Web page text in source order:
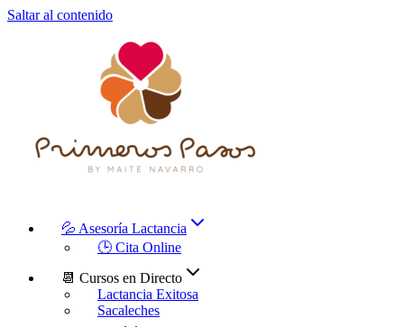
Saltar al contenido
💦 Asesoría Lactancia
🕒 Cita Online
📆 Cursos en Directo
Lactancia Exitosa
Sacaleches